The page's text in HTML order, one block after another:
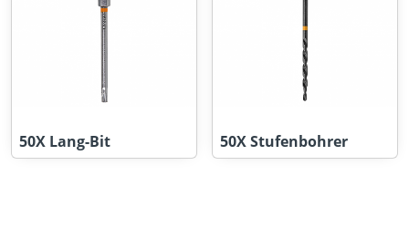
50X Lang-Bit 50X Stufenbohrer